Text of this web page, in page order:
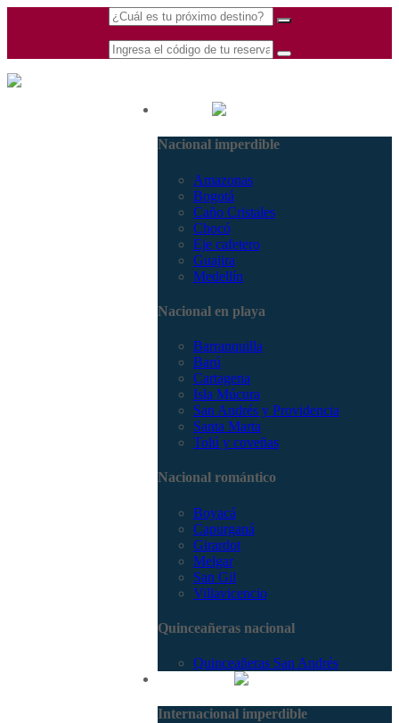
Nacional imperdible
Amazonas
Bogotá
Caño Cristales
Chocó
Eje cafetero
Guajira
Medellín
Nacional en playa
Barranquilla
Barú
Cartagena
Isla Múcura
San Andrés y Providencia
Santa Marta
Tolú y coveñas
Nacional romántico
Boyacá
Capurganá
Girardot
Melgar
San Gil
Villavicencio
Quinceañeras nacional
Quinceañeras San Andrés
Internacional imperdible